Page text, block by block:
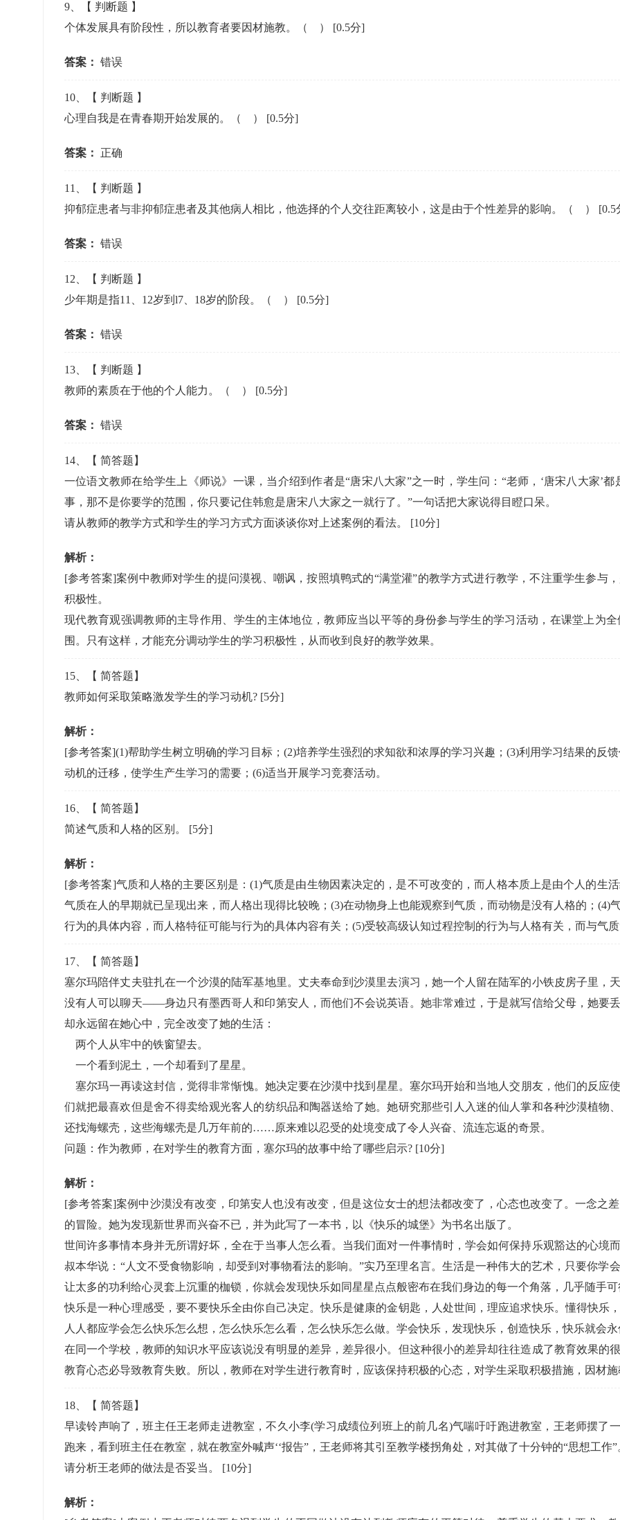
9 、【 判断题 】
个体发展具有阶段性，所以教育者要因材施教。（ ） [0.5分]
答案： 错误
10 、【 判断题 】
心理自我是在青春期开始发展的。（ ） [0.5分]
答案： 正确
11 、【 判断题 】
抑郁症患者与非抑郁症患者及其他病人相比，他选择的个人交往距离较小，这是由于个性差异的影响。（ ） [0.5
答案： 错误
12 、【 判断题 】
少年期是指11、12岁到l7、18岁的阶段。（ ） [0.5分]
答案： 错误
13 、【 判断题 】
教师的素质在于他的个人能力。（ ） [0.5分]
答案： 错误
14 、【 简答题 】
一位语文教师在给学生上《师说》一课，当介绍到作者是“唐宋八大家”之一时，学生问：“老师，‘唐宋八大家’
事，那不是你要学的范围，你只要记住韩愈是唐宋八大家之一就行了。”一句话把大家说得目瞪口呆。
请从教师的教学方式和学生的学习方式方面谈谈你对上述案例的看法。 [10分]
解析：
[参考答案]案例中教师对学生的提问漠视、嘲讽，按照填鸭式的“满堂灌”的教学方式进行教学，不注重学生参与
积极性。
现代教育观强调教师的主导作用、学生的主体地位，教师应当以平等的身份参与学生的学习活动，在课堂上为
围。只有这样，才能充分调动学生的学习积极性，从而收到良好的教学效果。
15 、【 简答题 】
教师如何采取策略激发学生的学习动机? [5分]
解析：
[参考答案](1)帮助学生树立明确的学习目标；(2)培养学生强烈的求知欲和浓厚的学习兴趣；(3)利用学习结果的反
动机的迁移，使学生产生学习的需要；(6)适当开展学习竞赛活动。
16 、【 简答题 】
简述气质和人格的区别。 [5分]
解析：
[参考答案]气质和人格的主要区别是：(1)气质是由生物因素决定的，是不可改变的，而人格本质上是由个人的生
气质在人的早期就已呈现出来，而人格出现得比较晚；(3)在动物身上也能观察到气质，而动物是没有人格的；(4)
行为的具体内容，而人格特征可能与行为的具体内容有关；(5)受较高级认知过程控制的行为与人格有关，而与气
17 、【 简答题 】
塞尔玛陪伴丈夫驻扎在一个沙漠的陆军基地里。丈夫奉命到沙漠里去演习，她一个人留在陆军的小铁皮房子里，
没有人可以聊天——身边只有墨西哥人和印第安人，而他们不会说英语。她非常难过，于是就写信给父母，她要
却永远留在她心中，完全改变了她的生活：
两个人从牢中的铁窗望去。
一个看到泥土，一个却看到了星星。
塞尔玛一再读这封信，觉得非常惭愧。她决定要在沙漠中找到星星。塞尔玛开始和当地人交朋友，他们的反应
们就把最喜欢但是舍不得卖给观光客人的纺织品和陶器送给了她。她研究那些引人入迷的仙人掌和各种沙漠植物
还找海螺壳，这些海螺壳是几万年前的……原来难以忍受的处境变成了令人兴奋、流连忘返的奇景。
问题：作为教师，在对学生的教育方面，塞尔玛的故事中给了哪些启示? [10分]
解析：
[参考答案]案例中沙漠没有改变，印第安人也没有改变，但是这位女士的想法都改变了，心态也改变了。一念之
的冒险。她为发现新世界而兴奋不已，并为此写了一本书，以《快乐的城堡》为书名出版了。
世间许多事情本身并无所谓好坏，全在于当事人怎么看。当我们面对一件事情时，学会如何保持乐观豁达的心境
叔本华说：“人文不受食物影响，却受到对事物看法的影响。”实乃至理名言。生活是一种伟大的艺术，只要你学
让太多的功利给心灵套上沉重的枷锁，你就会发现快乐如同星星点点般密布在我们身边的每一个角落，几乎随手
快乐是一种心理感受，要不要快乐全由你自己决定。快乐是健康的金钥匙，人处世间，理应追求快乐。懂得快乐
人人都应学会怎么快乐怎么想，怎么快乐怎么看，怎么快乐怎么做。学会快乐，发现快乐，创造快乐，快乐就会
在同一个学校，教师的知识水平应该说没有明显的差异，差异很小。但这种很小的差异却往往造成了教育效果的
教育心态必导致教育失败。所以，教师在对学生进行教育时，应该保持积极的心态，对学生采取积极措施，因材
18 、【 简答题 】
早读铃声响了，班主任王老师走进教室，不久小李(学习成绩位列班上的前几名)气喘吁吁跑进教室，王老师摆了
跑来，看到班主任在教室，就在教室外喊声‘‘报告”，王老师将其引至教学楼拐角处，对其做了十分钟的“思想工
请分析王老师的做法是否妥当。 [10分]
解析：